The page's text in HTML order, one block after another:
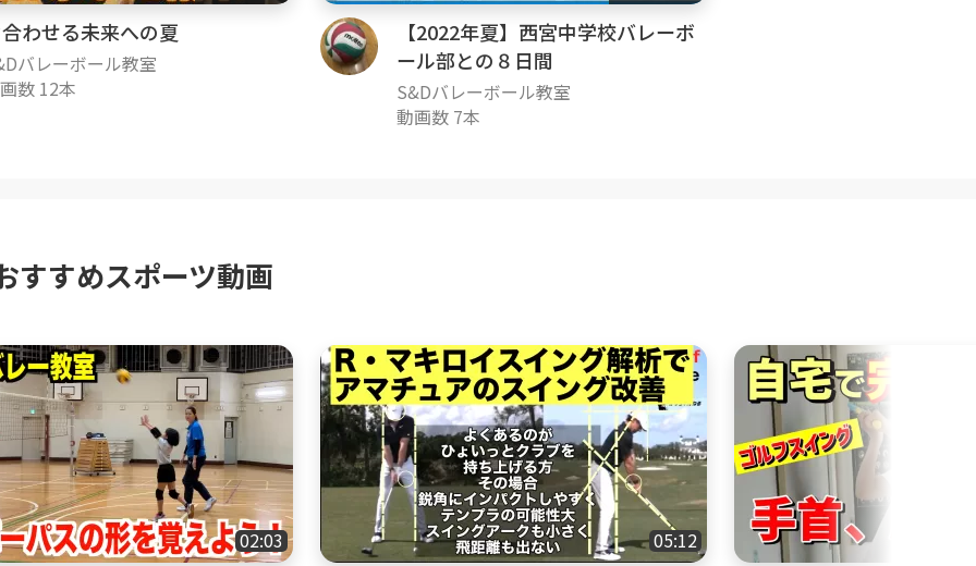
わせる未来への夏
バレーボール教室
数 12本
【2022年夏】西宮中学校バレーボ
ール部との８日間
S&Dバレーボール教室
動画数 7本
すすめスポーツ動画
02:03 05:12